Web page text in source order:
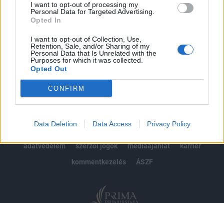
I want to opt-out of processing my
Personal Data for Targeted Advertising.
Opted In
I want to opt-out of Collection, Use,
Retention, Sale, and/or Sharing of my
Personal Data that Is Unrelated with the
Purposes for which it was collected.
Opted Out
CONFIRM
Data Deletion Data Access Privacy Policy
MÁR ELŐFIZETŐNK VAGY? BEJELENTKEZÉS
jogi nyilatkozat
süti beállítások
adatvédelem
szerzői jogok médiaajánlat
karrier
kommentkezelés
ÁSZF